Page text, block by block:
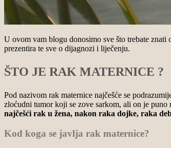
U ovom vam blogu donosimo sve što trebate
prezentira te sve o dijagnozi i liječenju.
ŠTO JE RAK MATERNICE ?
Pod nazivom rak maternice najčešće se
zloćudni tumor koji se zove sarkom, ali on je
najčešći rak u žena, nakon raka dojke, raka
Kod koga se javlja rak maternice?